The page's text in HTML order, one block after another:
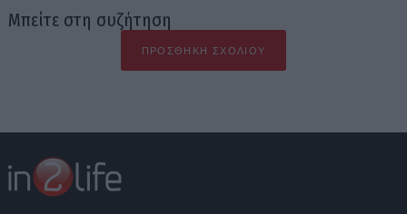
Μπείτε στη συζήτηση
ΠΡΟΣΘΉΚΗ ΣΧΟΛΊΟΥ